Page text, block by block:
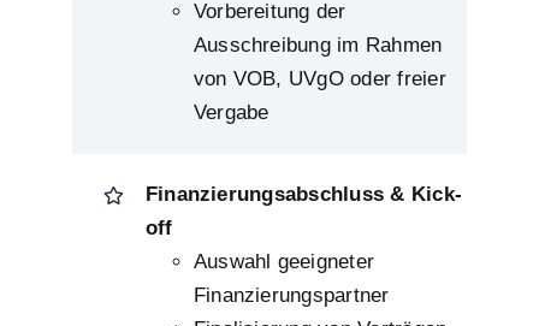
Vorbereitung der
Ausschreibung im Rahmen
von VOB, UVgO oder freier
Vergabe
Finanzierungsabschluss & Kick-
off
Auswahl geeigneter
Finanzierungspartner